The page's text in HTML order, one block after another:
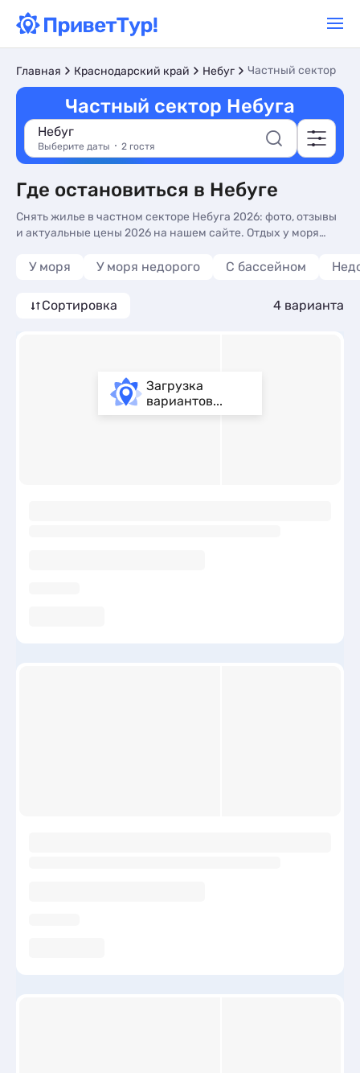
Главная Краснодарский край Небуг Частный сектор
Частный сектор Небуга
Небуг
Выберите даты 2 гостя
Где остановиться в Небуге
Снять жилье в частном секторе Небуга 2026: фото, отзывы
и актуальные цены 2026 на нашем сайте. Отдых у моря
вариантов, от 2500 руб, номера с общей кухней, сменой
У моря У моря недорого С бассейном
Сортировка 4 варианта
Загрузка
вариантов...